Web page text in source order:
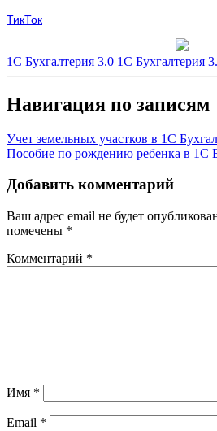
ТикТок
1С Бухгалтерия 3.0 1С Бухгалтерия
Навигация по записям
Учет земельных участков в 1С
Пособие по рождению ребенка в 1С
Добавить комментарий
Ваш адрес email не будет
помечены *
Комментарий *
Имя *
Email *